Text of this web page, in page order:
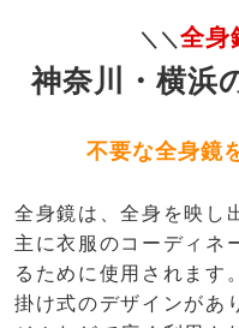
＼＼ 全身
神奈川・横浜
不要な全身鏡
全身鏡は、全身を映し
主に衣服のコーディネ
るために使用されます
掛け式のデザインがあ